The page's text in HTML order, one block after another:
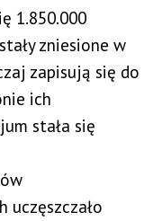
1.850.000
zniesione w
zapisują się do
ich
stała się
uczęszczało